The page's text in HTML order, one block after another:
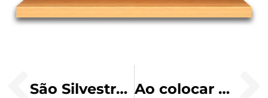
São Silvestre (†335) Ao colocar o Menino Jesus no Presépio, reze em família